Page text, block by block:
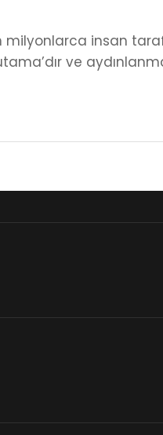
milyonlarca insan
ve